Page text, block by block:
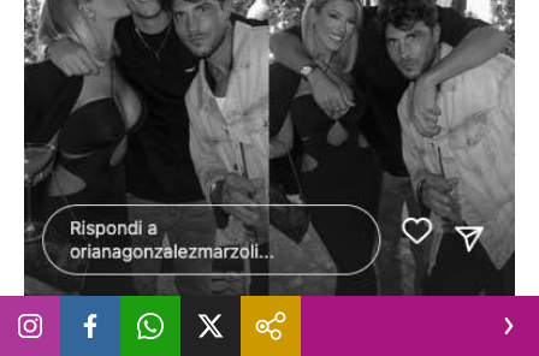
La storia Instagram di Oriana Marzoli al compleanno di Edoardo
Donamaria insieme a Daniele Dal Moro